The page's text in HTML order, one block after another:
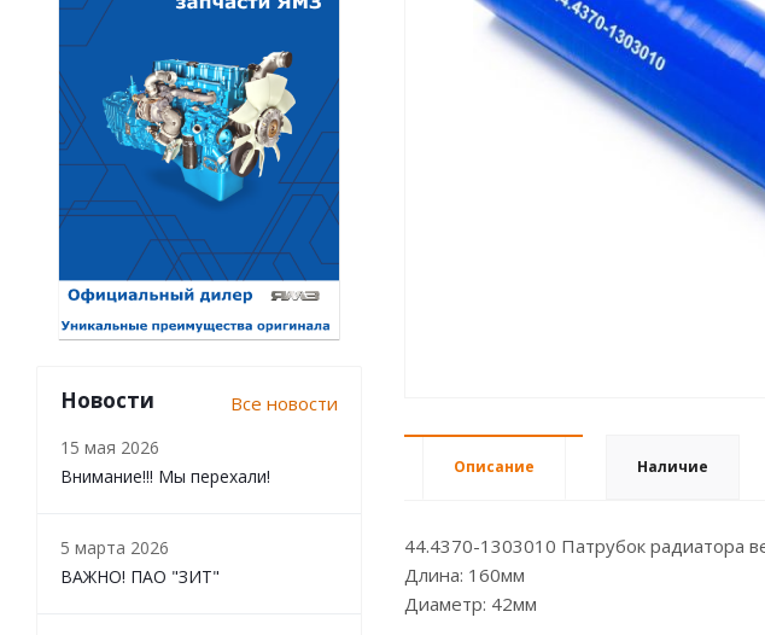
Описание Наличие
44.4370-1303010 Патрубок радиатора
Длина: 160мм
Диаметр: 42мм
Новости Все новости
15 мая 2026
Внимание!!! Мы перехали!
5 марта 2026
ВАЖНО! ПАО "ЗИТ"